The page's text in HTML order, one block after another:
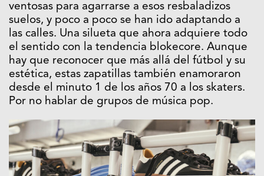
ventosas para agarrarse a esos resbaladizos
suelos, y poco a poco se han ido adaptando a
las calles. Una silueta que ahora adquiere todo
el sentido con la tendencia blokecore. Aunque
hay que reconocer que más allá del fútbol y su
estética, estas zapatillas también enamoraron
desde el minuto 1 de los años 70 a los skaters.
Por no hablar de grupos de música pop.